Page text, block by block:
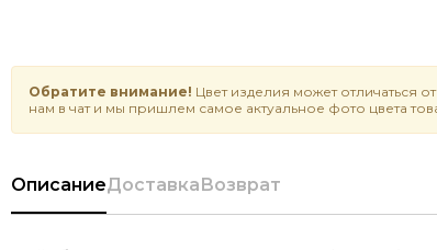
Обратите внимание! Цвет изделия может отличаться
нам в чат и мы пришлем самое актуальное фото цвета
ОписаниеДоставкаВозврат